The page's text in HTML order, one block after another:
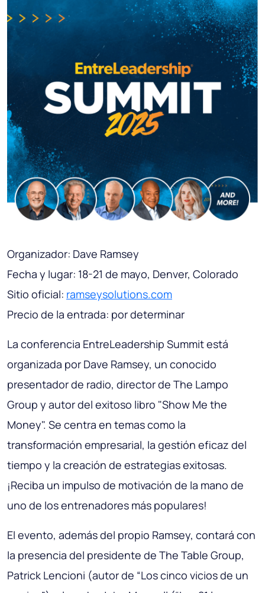
Organizador: Dave Ramsey
Fecha y lugar: 18-21 de mayo, Denver, Colorado
Sitio oficial: ramseysolutions.com
Precio de la entrada: por determinar
La conferencia EntreLeadership Summit está
organizada por Dave Ramsey, un conocido
presentador de radio, director de The Lampo
Group y autor del exitoso libro "Show Me the
Money". Se centra en temas como la
transformación empresarial, la gestión eficaz del
tiempo y la creación de estrategias exitosas.
¡Reciba un impulso de motivación de la mano de
uno de los entrenadores más populares!
El evento, además del propio Ramsey, contará con
la presencia del presidente de The Table Group,
Patrick Lencioni (autor de “Los cinco vicios de un